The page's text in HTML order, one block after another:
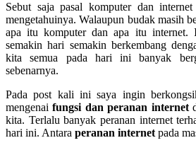
Sebut saja pasal komputer dan
mengetahuinya. Walaupun budak masih
apa itu komputer dan apa itu internet.
semakin hari semakin berkembang
kita semua pada hari ini banyak
sebenarnya.
Pada post kali ini saya ingin
mengenaifungsi dan peranan internet
kita. Terlalu banyak peranan internet
hari ini. Antara peranan internet pada